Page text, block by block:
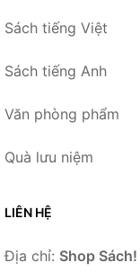
Sách tiếng Việt
Sách tiếng Anh
Văn phòng phẩm
Quà lưu niệm
LIÊN HỆ
Địa chỉ: Shop Sách!